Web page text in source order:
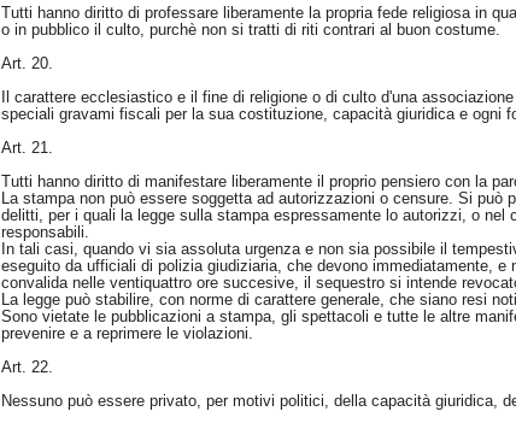
Tutti hanno diritto di professare liberamente la propria fede religiosa in
o in pubblico il culto, purchè non si tratti di riti contrari al buon costume.
Art. 20.
Il carattere ecclesiastico e il fine di religione o di culto d'una
speciali gravami fiscali per la sua costituzione, capacità giuridica e ogni
Art. 21.
Tutti hanno diritto di manifestare liberamente il proprio pensiero con la
La stampa non può essere soggetta ad autorizzazioni o censure. Si
delitti, per i quali la legge sulla stampa espressamente lo autorizzi, o
responsabili.
In tali casi, quando vi sia assoluta urgenza e non sia possibile il
eseguito da ufficiali di polizia giudiziaria, che devono immediatamente,
convalida nelle ventiquattro ore succesive, il sequestro si intende
La legge può stabilire, con norme di carattere generale, che siano resi
Sono vietate le pubblicazioni a stampa, gli spettacoli e tutte le altre
prevenire e a reprimere le violazioni.
Art. 22.
Nessuno può essere privato, per motivi politici, della capacità giuridica,